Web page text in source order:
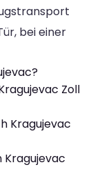
bei einer
Zoll
Kragujevac
Kragujevac